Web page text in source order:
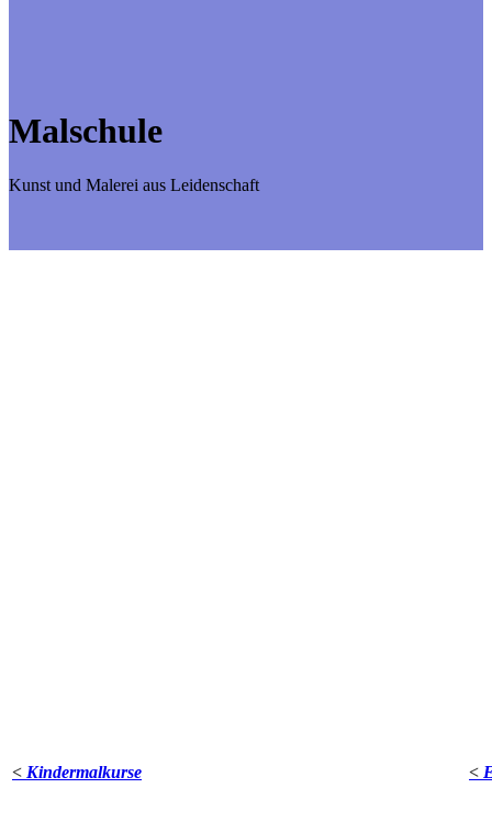
Malschule
Kunst und Malerei aus Leidenschaft
< Kindermalkurse <